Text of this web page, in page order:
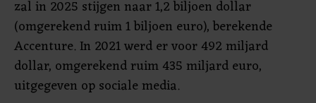
zal in 2025 stijgen naar 1,2 biljoen dollar
(omgerekend ruim 1 biljoen euro), berekende
Accenture. In 2021 werd er voor 492 miljard
dollar, omgerekend ruim 435 miljard euro,
uitgegeven op sociale media.